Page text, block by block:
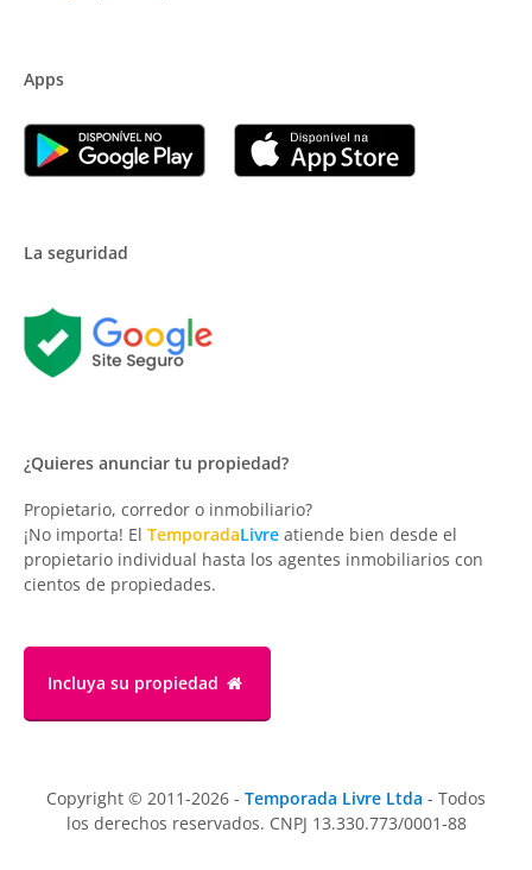
Apps
La seguridad
¿Quieres anunciar tu propiedad?
Propietario, corredor o inmobiliario?
¡No importa! El TemporadaLivre atiende bien desde el
propietario individual hasta los agentes inmobiliarios con
cientos de propiedades.
Incluya su propiedad
Copyright © 2011-2026 - Temporada Livre Ltda - Todos
los derechos reservados. CNPJ 13.330.773/0001-88